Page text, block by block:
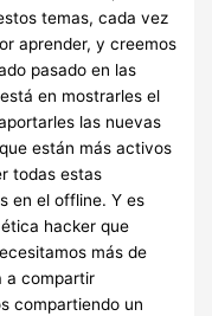
temas, cada vez
aprender, y creemos
pasado en las
en mostrarles el
las nuevas
están más activos
todas estas
en el offline. Y es
hacker que
más de
a compartir
compartiendo un